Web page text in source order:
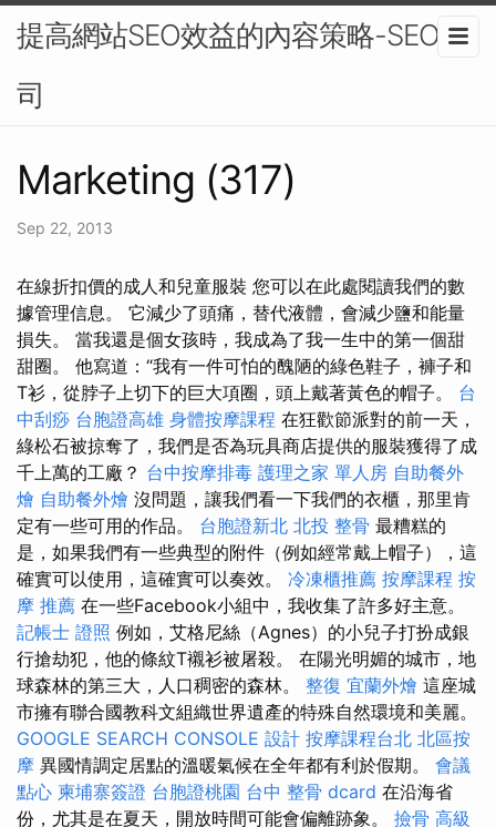
提高網站SEO效益的內容策略-SEO公
司
Marketing (317)
Sep 22, 2013
在線折扣價的成人和兒童服裝 您可以在此處閱讀我們的數
據管理信息。 它減少了頭痛，替代液體，會減少鹽和能量
損失。 當我還是個女孩時，我成為了我一生中的第一個甜
甜圈。 他寫道：“我有一件可怕的醜陋的綠色鞋子，褲子和
T衫，從脖子上切下的巨大項圈，頭上戴著黃色的帽子。 台
中刮痧 台胞證高雄 身體按摩課程 在狂歡節派對的前一天，
綠松石被掠奪了，我們是否為玩具商店提供的服裝獲得了成
千上萬的工廠？ 台中按摩排毒 護理之家 單人房 自助餐外
燴 自助餐外燴 沒問題，讓我們看一下我們的衣櫃，那里肯
定有一些可用的作品。 台胞證新北 北投 整骨 最糟糕的
是，如果我們有一些典型的附件（例如經常戴上帽子），這
確實可以使用，這確實可以奏效。 冷凍櫃推薦 按摩課程 按
摩 推薦 在一些Facebook小組中，我收集了許多好主意。
記帳士 證照 例如，艾格尼絲（Agnes）的小兒子打扮成銀
行搶劫犯，他的條紋T襯衫被屠殺。 在陽光明媚的城市，地
球森林的第三大，人口稠密的森林。 整復 宜蘭外燴 這座城
市擁有聯合國教科文組織世界遺產的特殊自然環境和美麗。
GOOGLE SEARCH CONSOLE 設計 按摩課程台北 北區按
摩 異國情調定居點的溫暖氣候在全年都有利於假期。 會議
點心 柬埔寨簽證 台胞證桃園 台中 整骨 dcard 在沿海省
份，尤其是在夏天，開放時間可能會偏離跡象。 撿骨 高級